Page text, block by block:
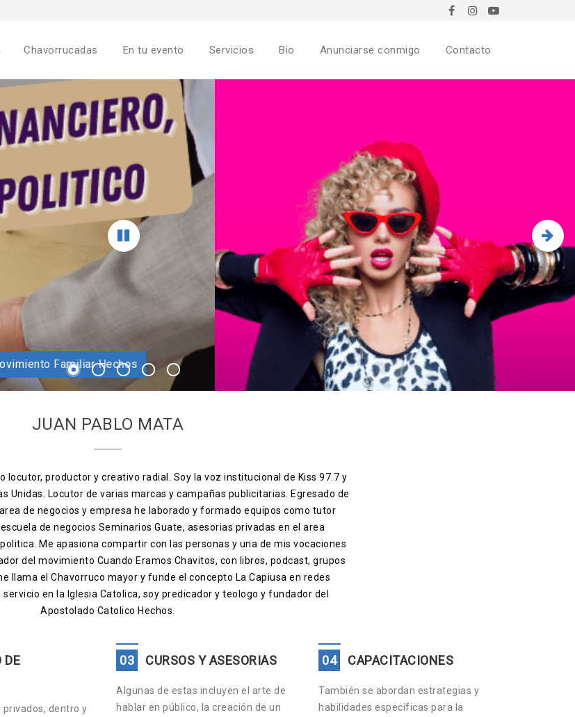
Chavorrucadas En tu evento Servicios Bio Anunciarse conmigo Contacto
Hechos
del Movimiento Familiar Hechos
JUAN PABLO MATA
locutor, productor y creativo radial. Soy la voz institucional de Kiss 97.7 y
Unidas. Locutor de varias marcas y campañas publicitarias. Egresado de
de negocios y empresa he laborado y formado equipos como tutor
de negocios Seminarios Guate, asesorias privadas en el area
Me apasiona compartir con las personas y una de mis vocaciones
del movimiento Cuando Eramos Chavitos, con libros, podcast, grupos
llama el Chavorruco mayor y funde el concepto La Capiusa en redes
en la Iglesia Catolica, soy predicador y teologo y fundador del
Apostolado Catolico Hechos.
DE
privados, dentro y
03 CURSOS Y ASESORIAS
Algunas de estas incluyen el arte de
hablar en público, la creación de un
04 CAPACITACIONES
También se abordan estrategias y
habilidades específicas para la